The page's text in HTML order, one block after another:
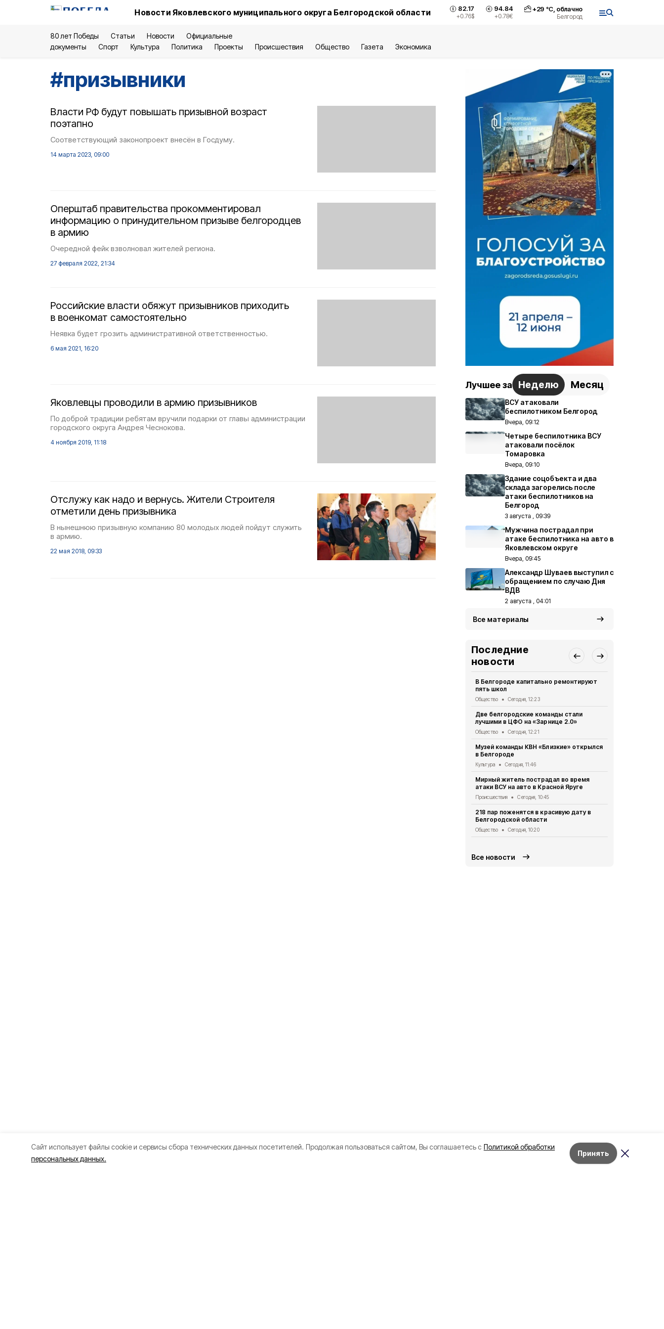
Cайт использует файлы cookie и сервисы сбора технических данных посетителей. Продолжая пользоваться сайтом, Вы соглашаетесь с Политикой обработки
персональных данных.
Принять
Новости Яковлевского муниципального округа Белгородской области 82.17
+0.76$
94.84
+0.78€
+29 °С, облачно
Белгород
80 лет Победы Статьи Новости
Официальные
документы
Спорт Культура Политика Проекты Происшествия Общество Газета Экономика
#призывники
Власти РФ будут повышать призывной возраст
поэтапно
Соответствующий законопроект внесён в Госдуму.
14 марта 2023, 09:00
Оперштаб правительства прокомментировал
информацию о принудительном призыве белгородцев
в армию
Очередной фейк взволновал жителей региона.
27 февраля 2022, 21:34
Российские власти обяжут призывников приходить
в военкомат самостоятельно
Неявка будет грозить административной ответственностью.
6 мая 2021, 16:20
Яковлевцы проводили в армию призывников
По доброй традиции ребятам вручили подарки от главы администрации
городского округа Андрея Чеснокова.
4 ноября 2019, 11:18
Отслужу как надо и вернусь. Жители Строителя
отметили день призывника
В нынешнюю призывную компанию 80 молодых людей пойдут служить
в армию.
22 мая 2018, 09:33
Лучшее за Неделю Месяц
ВСУ атаковали
беспилотником Белгород
Вчера, 09:12
Четыре беспилотника ВСУ
атаковали посёлок
Томаровка
Вчера, 09:10
Здание соцобъекта и два
склада загорелись после
атаки беспилотников на
Белгород
3 августа , 09:39
Мужчина пострадал при
атаке беспилотника на авто в
Яковлевском округе
Вчера, 09:45
Александр Шуваев выступил с
обращением по случаю Дня
ВДВ
2 августа , 04:01
Все материалы
Последние
новости
В Белгороде капитально ремонтируют
пять школ
Общество Сегодня, 12:23
Две белгородские команды стали
лучшими в ЦФО на «Зарнице 2.0»
Общество Сегодня, 12:21
Музей команды КВН «Близкие» открылся
в Белгороде
Культура Сегодня, 11:46
Мирный житель пострадал во время
атаки ВСУ на авто в Красной Яруге
Происшествия Сегодня, 10:45
218 пар поженятся в красивую дату в
Белгородской области
Общество Сегодня, 10:20
Все новости